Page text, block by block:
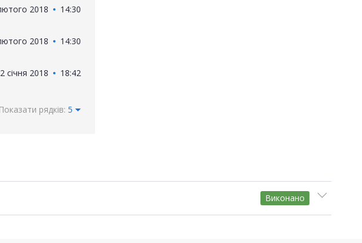
2018 14:30
2018 14:30
січня 2018 18:42
Показати рядків: 5
Виконано